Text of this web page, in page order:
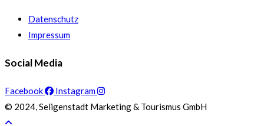
Datenschutz
Impressum
Social Media
Facebook
Instagram
© 2024, Seligenstadt Marketing & Tourismus GmbH